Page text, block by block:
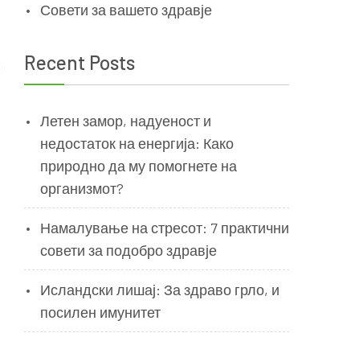
Совети за вашето здравје
Recent Posts
Летен замор, надуеност и
недостаток на енергија: Како
природно да му помогнете на
организмот?
Намалување на стресот: 7 практични
совети за подобро здравје
Исландски лишај: За здраво грло, и
посилен имунитет